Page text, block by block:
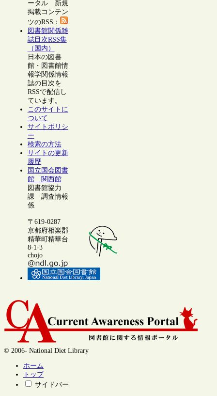
ータル 新規
掲載コンテン
ツのRSS：
図書館関係雑
誌目次RSS集
（国内）
日本の図書
館・図書館情
報学関係情報
誌の目次を
RSSで配信し
ています。
このサイトに
ついて
サイトポリシ
ー
検索の方法
サイトの更新
履歴
国立国会図書
館 関西館
図書館協力
課 調査情報
係
〒619-0287
京都府相楽郡
精華町精華台
8-1-3
chojo
© 2006- National Diet Library
ホーム
トップ
サイドバー